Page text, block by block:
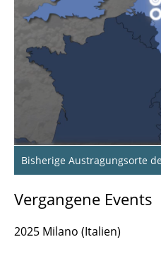
Bisherige Austragungsorte
Vergangene Events
2025 Milano (Italien)